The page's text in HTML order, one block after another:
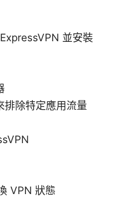
並安裝
排除特定應用流量
VPN 狀態